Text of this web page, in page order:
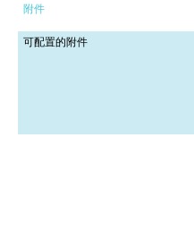
附件
可配置的附件